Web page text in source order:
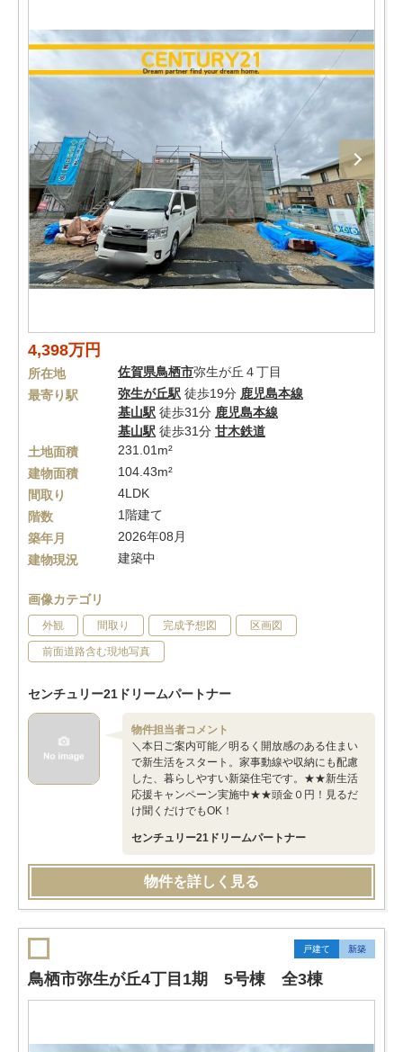
4,398万円
所在地 佐賀県鳥栖市弥生が丘４丁目
最寄り駅
弥生が丘駅 徒歩19分 鹿児島本線
基山駅 徒歩31分 鹿児島本線
基山駅 徒歩31分 甘木鉄道
土地面積
231.01m²
建物面積
104.43m²
間取り
4LDK
階数
1階建て
築年月
2026年08月
建物現況
建築中
画像カテゴリ
外観 間取り 完成予想図 区画図
前面道路含む現地写真
センチュリー21ドリームパートナー
物件担当者コメント
＼本日ご案内可能／明るく開放感のある住まい
で新生活をスタート。家事動線や収納にも配慮
した、暮らしやすい新築住宅です。★★新生活
応援キャンペーン実施中★★頭金０円！見るだ
け聞くだけでもOK！
センチュリー21ドリームパートナー
物件を詳しく見る
戸建て 新築
鳥栖市弥生が丘4丁目1期 5号棟 全3棟